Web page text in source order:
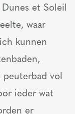
et Soleil
waar
kunnen
peuterbad vol
ieder wat
er